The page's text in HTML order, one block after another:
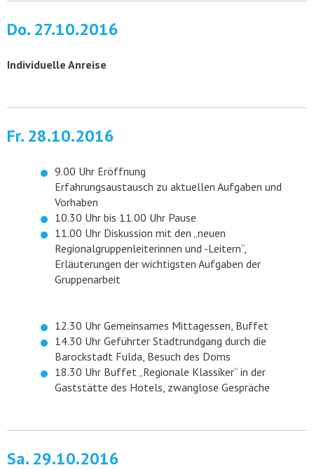
Do. 27.10.2016
Individuelle Anreise
Fr. 28.10.2016
9.00 Uhr Eröffnung
Erfahrungsaustausch zu aktuellen Aufgaben und
Vorhaben
10.30 Uhr bis 11.00 Uhr Pause
11.00 Uhr Diskussion mit den „neuen
Regionalgruppenleiterinnen und -Leitern“,
Erläuterungen der wichtigsten Aufgaben der
Gruppenarbeit
12.30 Uhr Gemeinsames Mittagessen, Buffet
14.30 Uhr Geführter Stadtrundgang durch die
Barockstadt Fulda, Besuch des Doms
18.30 Uhr Buffet „Regionale Klassiker“ in der
Gaststätte des Hotels, zwanglose Gespräche
Sa. 29.10.2016